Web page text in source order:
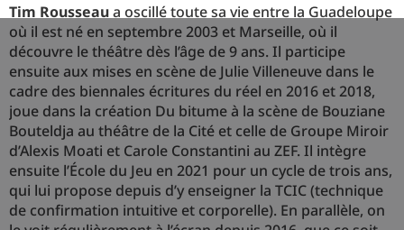
Tim Rousseaua oscillé toute sa vie entre la Guadeloupe
où il est né en septembre 2003 et Marseille, où il
découvre le théâtre dès l’âge de 9 ans. Il participe
ensuite aux mises en scène de Julie Villeneuve dans le
cadre des biennales écritures du réel en 2016 et 2018,
joue dans la création Du bitume à la scène de Bouziane
Bouteldja au théâtre de la Cité et celle de Groupe Miroir
d’Alexis Moati et Carole Constantini au ZEF. Il intègre
ensuite l’École du Jeu en 2021 pour un cycle de trois ans,
qui lui propose depuis d’y enseigner la TCIC (technique
de confirmation intuitive et corporelle). En parallèle, on